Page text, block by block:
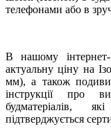
телефонами або в
В нашому
актуальну ціну на
мм), а також
інструкції про
будматеріалів,
підтверджується